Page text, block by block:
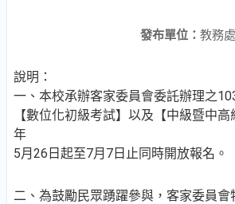
發布單位： 教務處
說明：
一、本校承辦客家委員會委託辦理之
【數位化初級考試】以及【中級暨中
年
5月26日起至7月7日止同時開放報名。
二、為鼓勵民眾踴躍參與，客家委員